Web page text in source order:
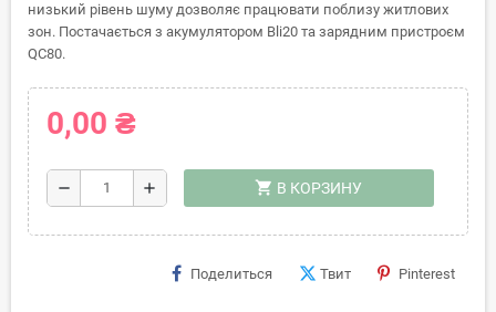
низький рівень шуму дозволяє працювати поблизу житлових
зон. Постачається з акумулятором Bli20 та зарядним пристроєм
QC80.
0,00 ₴
remove add shopping_cart В КОРЗИНУ
Поделиться Твит Pinterest